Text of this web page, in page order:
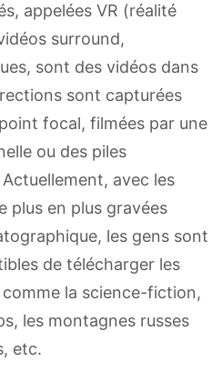
appelées VR (réalité
surround,
sont des vidéos dans
sont capturées
focal, filmées par une
ou des piles
avec les
plus en plus gravées
les gens sont
de télécharger les
la science-fiction,
les montagnes russes
etc.